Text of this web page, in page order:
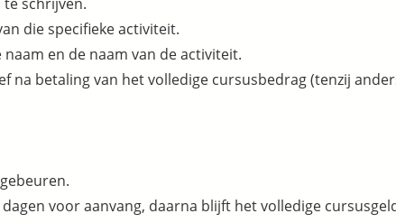
die specifieke activiteit.
en de naam van de activiteit.
na betaling van het volledige cursusbedrag (tenzij
voor aanvang, daarna blijft het volledige